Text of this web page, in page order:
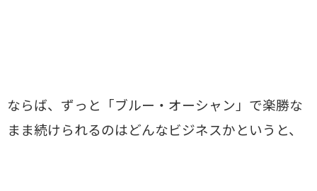
ならば、ずっと「ブルー・オーシャン」で楽勝な
まま続けられるのはどんなビジネスかというと、